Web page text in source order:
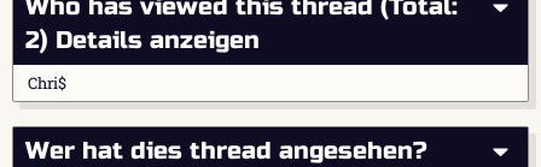
Who has viewed this thread (Total:
2) Details anzeigen
Chri$
Wer hat dies thread angesehen?